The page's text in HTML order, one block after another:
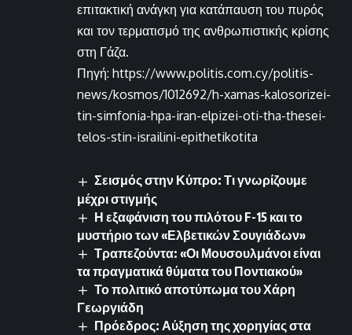
επιτακτική ανάγκη για κατάπαυση του πυρός
και τον τερματισμό της ανθρωπιστικής κρίσης
στη Γάζα.
Πηγή: https://www.politis.com.cy/politis-
news/kosmos/1012692/h-xamas-kalosorizei-
tin-simfonia-hpa-iran-elpizei-oti-tha-thesei-
telos-stin-israilini-epithetikotita
Σεισμός στην Κύπρο: Τι γνωρίζουμε
μέχρι στιγμής
Η εξαφάνιση του πιλότου F-15 και το
μυστήριο των «Ελβετικών Σουγιάδων»
Τραπεζούντα: «Οι Μουσουλμάνοι είναι
τα πραγματικά θύματα του Ποντιακού»
Το πολιτικό αποτύπωμα του Χάρη
Γεωργιάδη
Πρόεδρος: Αύξηση της χορηγίας στα